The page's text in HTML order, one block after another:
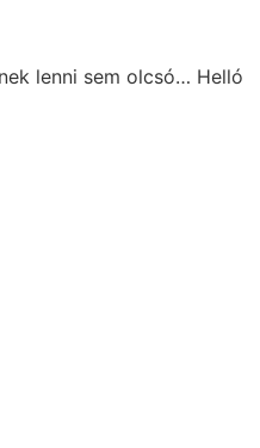
lenni sem olcsó… Helló